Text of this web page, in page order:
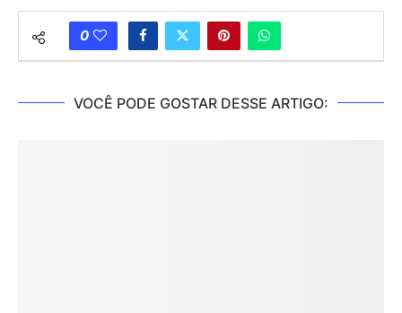
0
VOCÊ PODE GOSTAR DESSE ARTIGO: